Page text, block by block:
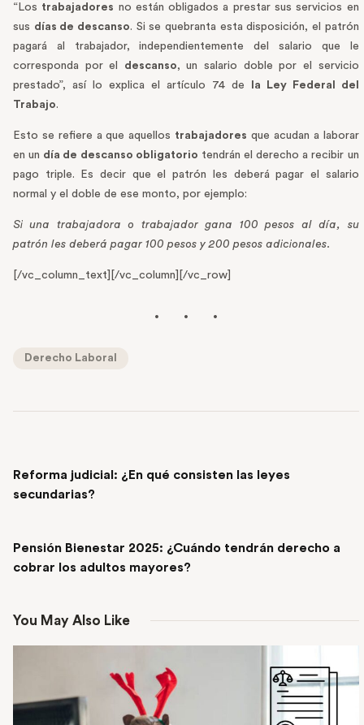
“Los trabajadores no están obligados a prestar sus servicios en
sus días de descanso. Si se quebranta esta disposición, el patrón
pagará al trabajador, independientemente del salario que le
corresponda por el descanso, un salario doble por el servicio
prestado”, así lo explica el artículo 74 de
la Ley Federal del
Trabajo.
Esto se refiere a que aquellos trabajadores que acudan a laborar
en un día de descanso obligatorio tendrán el derecho a recibir un
pago triple. Es decir que el patrón les deberá pagar el salario
normal y el doble de ese monto, por ejemplo:
Si una trabajadora o trabajador gana 100 pesos al día, su
patrón les deberá pagar 100 pesos y 200 pesos adicionales.
[/vc_column_text][/vc_column][/vc_row]
Derecho Laboral
Reforma judicial: ¿En qué consisten las leyes
secundarias?
Pensión Bienestar 2025: ¿Cuándo tendrán derecho a
cobrar los adultos mayores?
You May Also Like